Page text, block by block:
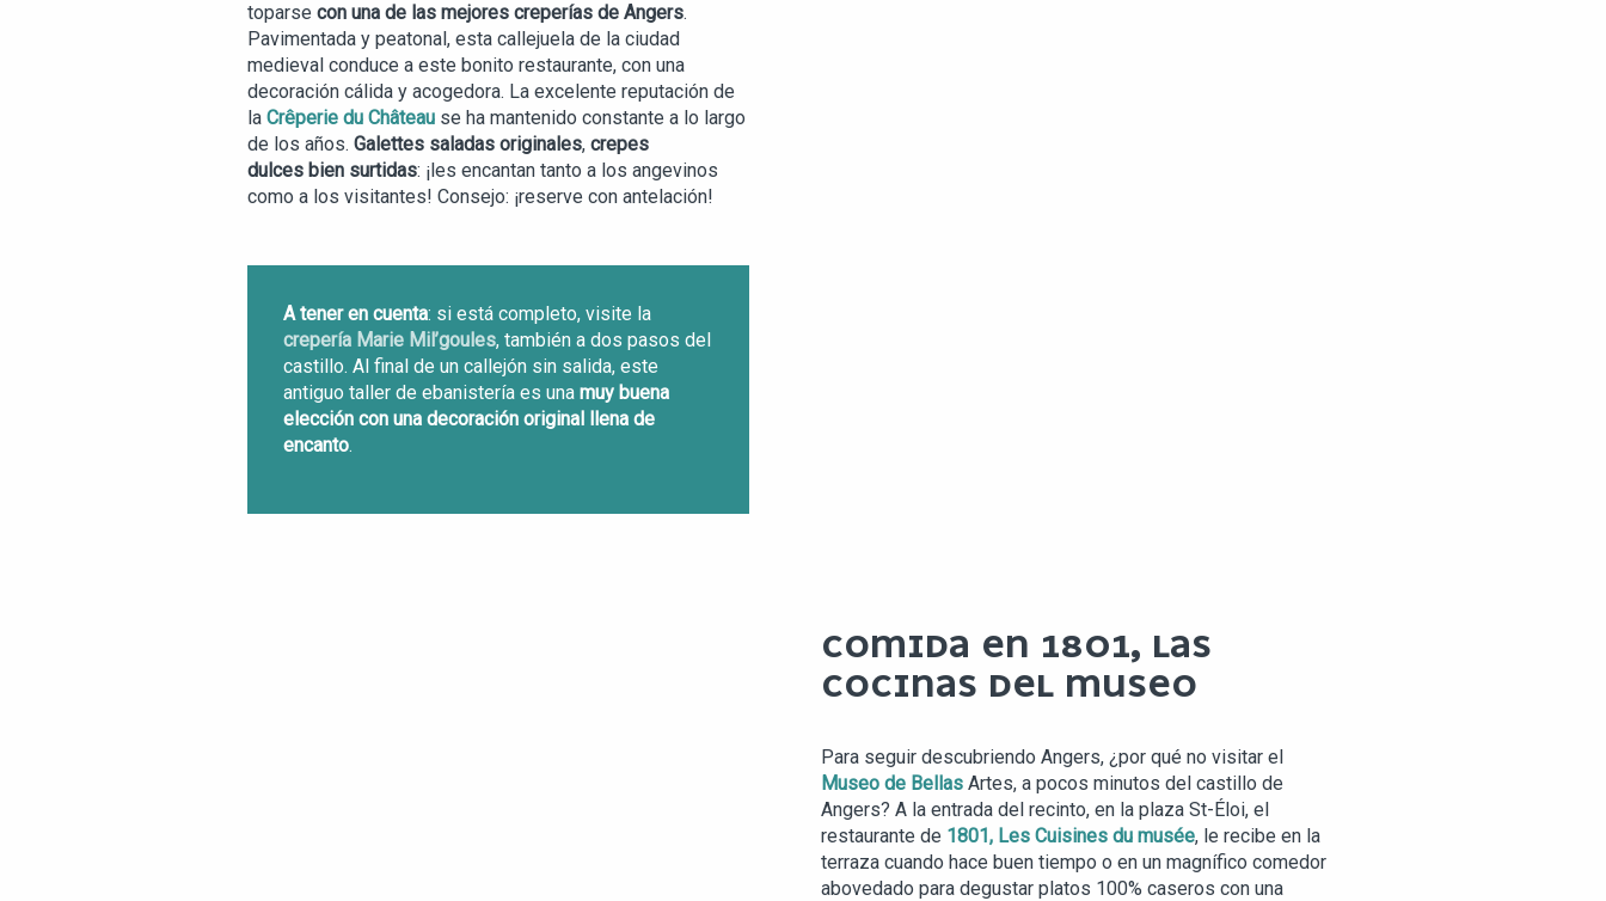
toparse con una de las mejores creperías de Angers.
Pavimentada y peatonal, esta callejuela de la ciudad
medieval conduce a este bonito restaurante, con una
decoración cálida y acogedora. La excelente reputación de
la Crêperie du Château se ha mantenido constante a lo largo
de los años. Galettes saladas originales, crepes
dulces bien surtidas: ¡les encantan tanto a los angevinos
como a los visitantes! Consejo: ¡reserve con antelación!
A tener en cuenta: si está completo, visite la
crepería Marie Mil’goules, también a dos pasos del
castillo. Al final de un callejón sin salida, este
antiguo taller de ebanistería es una muy buena
elección con una decoración original llena de
encanto.
COMIDA EN 1801, LAS
COCINAS DEL MUSEO
Para seguir descubriendo Angers, ¿por qué no visitar el
Museo de Bellas Artes, a pocos minutos del castillo de
Angers? A la entrada del recinto, en la plaza St-Éloi, el
restaurante de 1801, Les Cuisines du musée, le recibe en la
terraza cuando hace buen tiempo o en un magnífico comedor
abovedado para degustar platos 100% caseros con una